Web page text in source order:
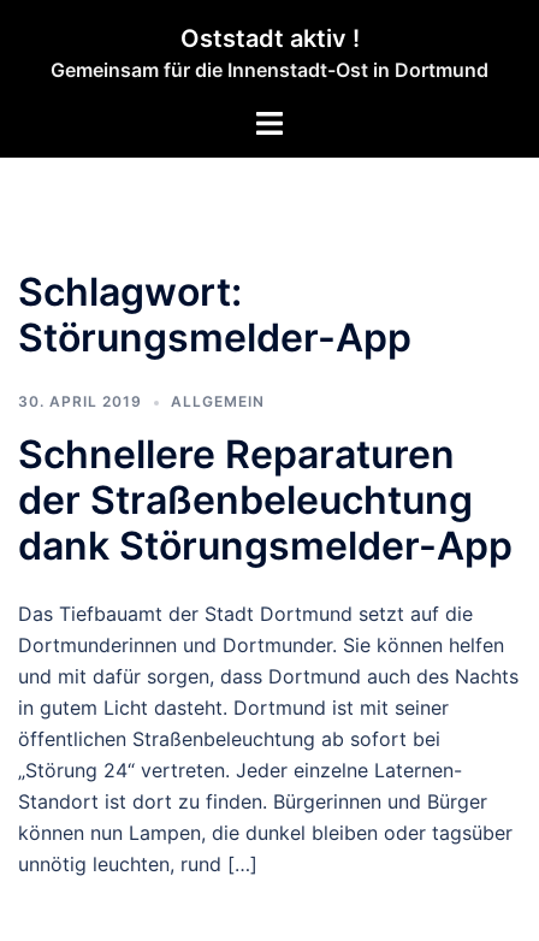
springen
Oststadt aktiv !
Gemeinsam für die Innenstadt-Ost in Dortmund
Menü
Schlagwort:
Störungsmelder-App
30. APRIL 2019 ALLGEMEIN
Schnellere Reparaturen
der Straßenbeleuchtung
dank Störungsmelder-App
Das Tiefbauamt der Stadt Dortmund setzt auf die
Dortmunderinnen und Dortmunder. Sie können helfen
und mit dafür sorgen, dass Dortmund auch des Nachts
in gutem Licht dasteht. Dortmund ist mit seiner
öffentlichen Straßenbeleuchtung ab sofort bei
„Störung 24“ vertreten. Jeder einzelne Laternen-
Standort ist dort zu finden. Bürgerinnen und Bürger
können nun Lampen, die dunkel bleiben oder tagsüber
unnötig leuchten, rund […]